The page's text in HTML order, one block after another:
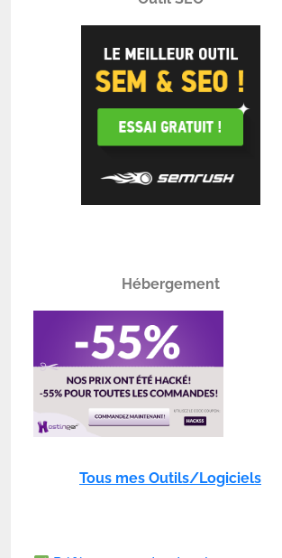
Hébergement
Tous mes Outils/Logiciels